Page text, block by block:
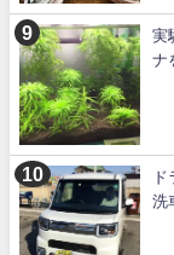
実
ナ
洗